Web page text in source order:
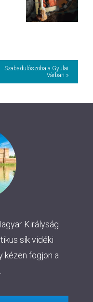
Szabadulószoba a Gyulai
Várban »
Királyság
sík vidéki
kézen fogjon a